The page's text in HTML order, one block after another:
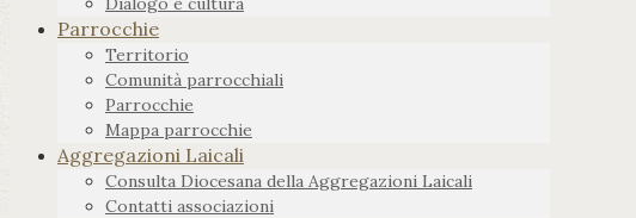
Parrocchie
Territorio
Comunità parrocchiali
Parrocchie
Mappa parrocchie
Aggregazioni Laicali
Consulta Diocesana della Aggregazioni Laicali
Contatti associazioni